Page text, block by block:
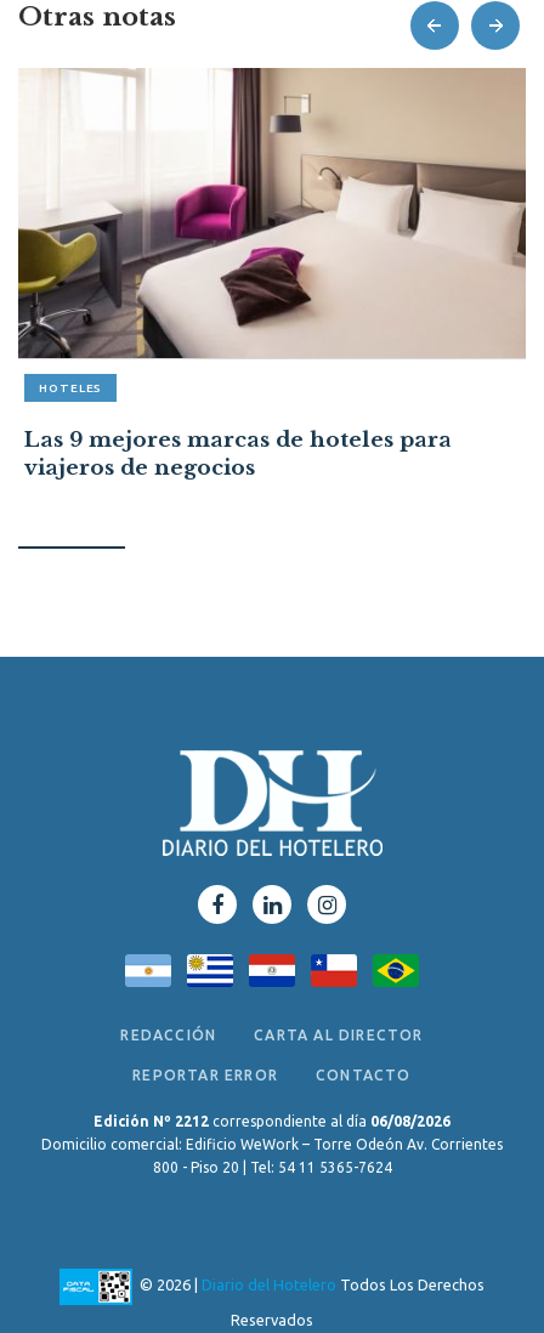
Otras notas
HOTELES
Las 9 mejores marcas de hoteles para
viajeros de negocios
prev next
REDACCIÓN CARTA AL DIRECTOR
REPORTAR ERROR CONTACTO
Edición Nº 2212 correspondiente al día 06/08/2026
Domicilio comercial: Edificio WeWork – Torre Odeón Av. Corrientes
800 - Piso 20 | Tel: 54 11 5365-7624
© 2026 | Diario del Hotelero Todos Los Derechos
Reservados